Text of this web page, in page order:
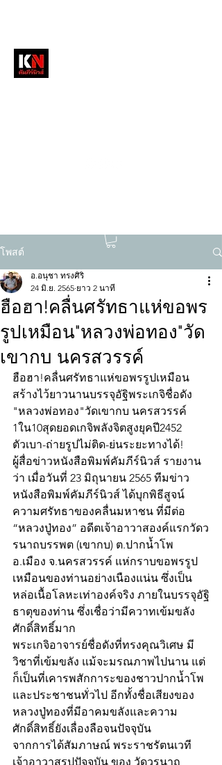
โพสต์
ฮือฮา!คลื่นศรัทธาแห่ขอพร
รูปเหมือน"หลวงพ่อทอง"วัด
เขากบ นครสวรรค์
อ.อนุชา ทรงศิริ
24 มิ.ย. 2565 ยาว 2 นาที
ฮือฮา!คลื่นศรัทธาแห่ขอพรรูปเหมือน
สร้างไว้ยาวนานบรรจุอัฐิพระเกจิชื่อดัง
"หลวงพ่อทอง"วัดเขากบ นครสวรรค์
1ใน10สุดยอดเกจิพลังจิตสูงยุคปี2452
ตัวเบา-ถ่ายรูปไม่ติด-ย่นระยะทางได้!
ผู้สื่อข่าวหนังสือพิมพ์คัมภีร์นิวส์ รายงาน
ว่า เมื่อวันที่ 23 มิถุนายน 2565 ทีมข่าว
หนังสือพิมพ์คัมภีร์นิวส์ ได้บุกพิธีสูจน์
ความศรัทธาของคลื่นมหาชน ที่มีต่อ
“หลวงปู่ทอง” อดีตเจ้าอาวาสองค์แรกวัดว
รนาถบรรพต (เขากบ) ต.ปากน้ำโพ
อ.เมือง จ.นครสวรรค์ แห่กราบขอพรรูป
เหมือนของท่านอย่างเนืองแน่น ซึ่งเป็น
หล่อเนื้อโลหะเท่าองค์จริง ภายในบรรจุอัฐิ
ธาตุของท่าน ซึ่งเชื่อว่ามีควาทเข้มขลัง
ศักดิ์สิทธิ์มาก
พระเกจิอาจารย์ชื่อดังที่ทรงคุณวิเศษ มี
วิชาที่เข้มขลัง แม้จะมรณภาพไปนาน แต่
ก็เป็นที่เคารพสักการะของชาวปากน้ำโพ
และประชาชนทั่วไป อีกทั้งชื่อเสียงของ
หลวงปู่ทองที่มีอาคมขลังและความ
ศักดิ์สิทธิ์ยังเลื่องลือจนปัจจุบัน
จากการได้สัมภาษณ์ พระราชรัตนเวที
เจ้าอาวาสรูปปัจจุบัน ของ วัดวรนาถ